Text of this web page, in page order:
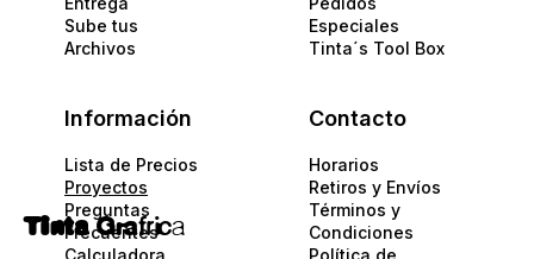
Sube tus
Archivos
Especiales
Tinta´s Tool Box
Información
Lista de Precios
Proyectos
Preguntas
Frecuentes
Calculadora
Contacto
Horarios
Retiros y Envíos
Términos y
Condiciones
Política de
Tinta Grafrica